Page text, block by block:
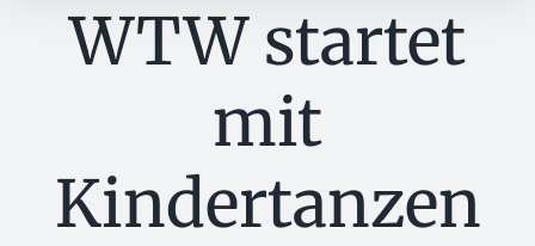
WTW startet
mit
Kindertanzen